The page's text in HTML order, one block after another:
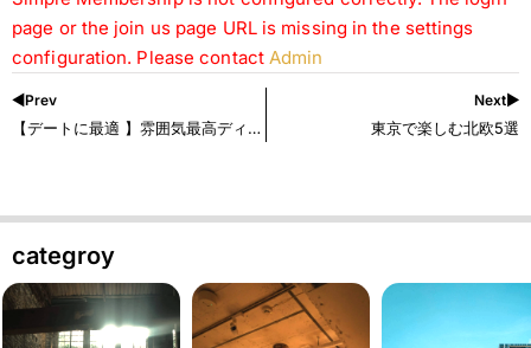
page or the join us page URL is missing in the settings
configuration. Please contactAdmin
◀︎Prev
【デートに最適 】雰囲気最高ディナー5選
Next▶︎
東京で楽しむ北欧5選
categroy